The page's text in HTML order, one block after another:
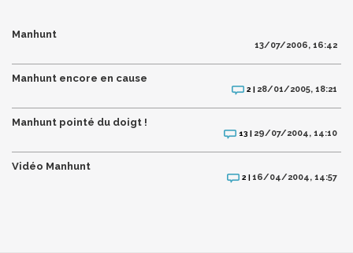
Manhunt
13/07/2006, 16:42
Manhunt encore en cause
2 | 28/01/2005, 18:21
Manhunt pointé du doigt !
13 | 29/07/2004, 14:10
Vidéo Manhunt
2 |16/04/2004, 14:57